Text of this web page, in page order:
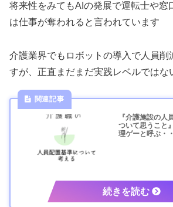
将来性をみてもAIの発展で運転士や窓
は仕事が奪われると言われています
介護業界でもロボットの導入で人員削
すが、正直まだまだ実践レベルではな
『介護施設の人
ついて思うこと
理ゲーと呼ぶ・